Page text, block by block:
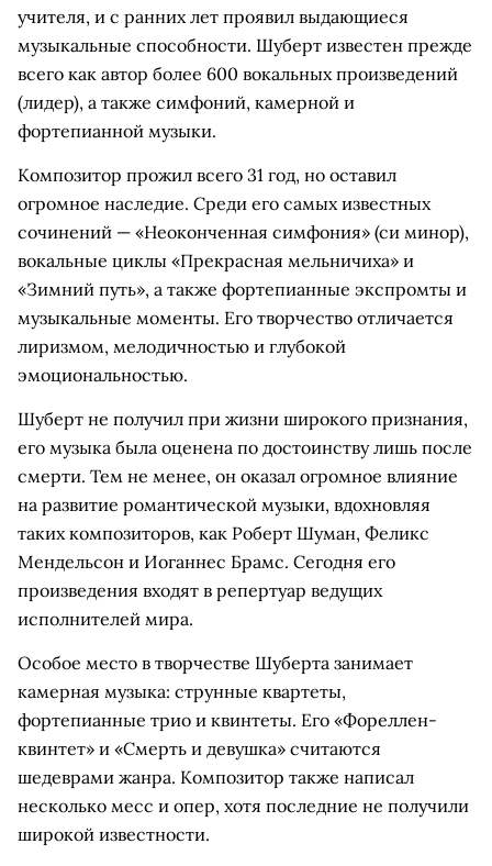
учителя, и с ранних лет проявил выдающиеся
музыкальные способности. Шуберт известен прежде
всего как автор более 600 вокальных произведений
(лидер), а также симфоний, камерной и
фортепианной музыки.
Композитор прожил всего 31 год, но оставил
огромное наследие. Среди его самых известных
сочинений — «Неоконченная симфония» (си минор),
вокальные циклы «Прекрасная мельничиха» и
«Зимний путь», а также фортепианные экспромты и
музыкальные моменты. Его творчество отличается
лиризмом, мелодичностью и глубокой
эмоциональностью.
Шуберт не получил при жизни широкого признания,
его музыка была оценена по достоинству лишь после
смерти. Тем не менее, он оказал огромное влияние
на развитие романтической музыки, вдохновляя
таких композиторов, как Роберт Шуман, Феликс
Мендельсон и Иоганнес Брамс. Сегодня его
произведения входят в репертуар ведущих
исполнителей мира.
Особое место в творчестве Шуберта занимает
камерная музыка: струнные квартеты,
фортепианные трио и квинтеты. Его «Фореллен-
квинтет» и «Смерть и девушка» считаются
шедеврами жанра. Композитор также написал
несколько месс и опер, хотя последние не получили
широкой известности.